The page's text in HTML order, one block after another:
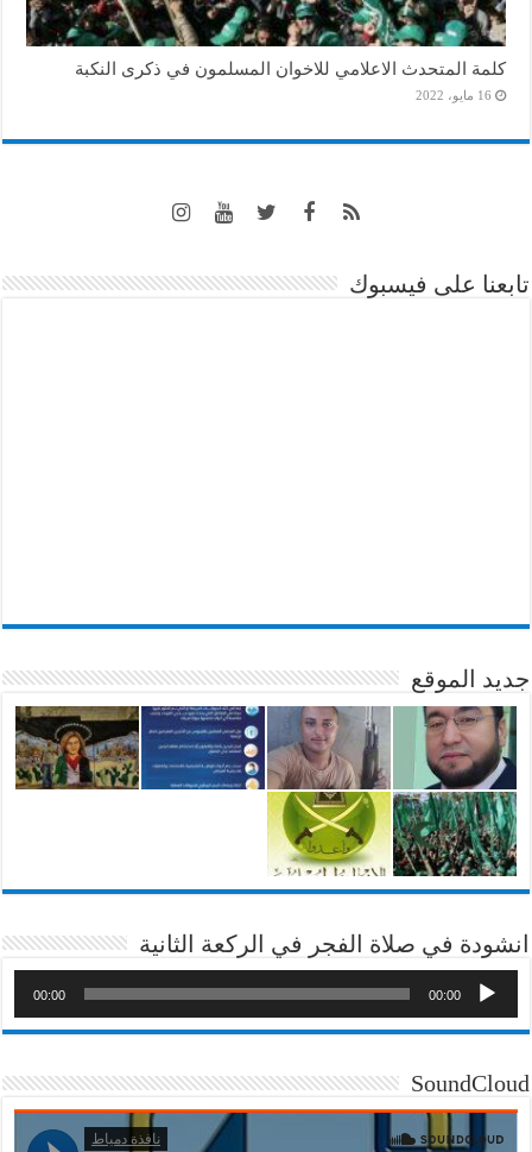
كلمة المتحدث الاعلامي للاخوان المسلمون في ذكرى النكبة
16 مايو، 2022
تابعنا على فيسبوك
جديد الموقع
انشودة في صلاة الفجر في الركعة الثانية
00:00
00:00
SoundCloud